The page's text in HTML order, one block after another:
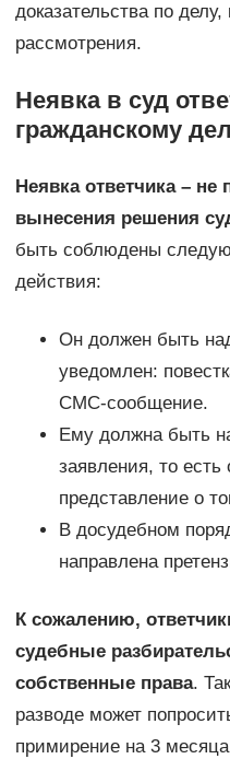
доказательства по
рассмотрения.
Неявка в суд
гражданскому
Неявка ответчика – не
вынесения решения
быть соблюдены
действия:
Он должен быть
уведомлен:
СМС-сообщение.
Ему должна быть
заявления, то
представление о
В досудебном
направлена
К сожалению,
судебные
собственные права.
разводе может
примирение на 3